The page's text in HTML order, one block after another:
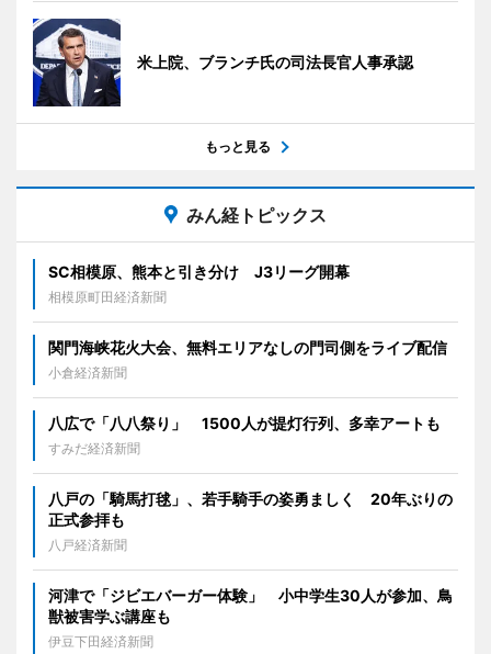
米上院、ブランチ氏の司法長官人事承認
もっと見る
みん経トピックス
SC相模原、熊本と引き分け J3リーグ開幕
相模原町田経済新聞
関門海峡花火大会、無料エリアなしの門司側をライブ配信
小倉経済新聞
八広で「八八祭り」 1500人が提灯行列、多幸アートも
すみだ経済新聞
八戸の「騎馬打毬」、若手騎手の姿勇ましく 20年ぶりの
正式参拝も
八戸経済新聞
河津で「ジビエバーガー体験」 小中学生30人が参加、鳥
獣被害学ぶ講座も
伊豆下田経済新聞